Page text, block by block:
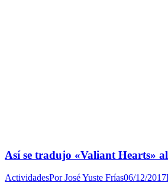
Así se tradujo «Valiant Hearts»
ActividadesPorJosé Yuste Frías06/12/2017